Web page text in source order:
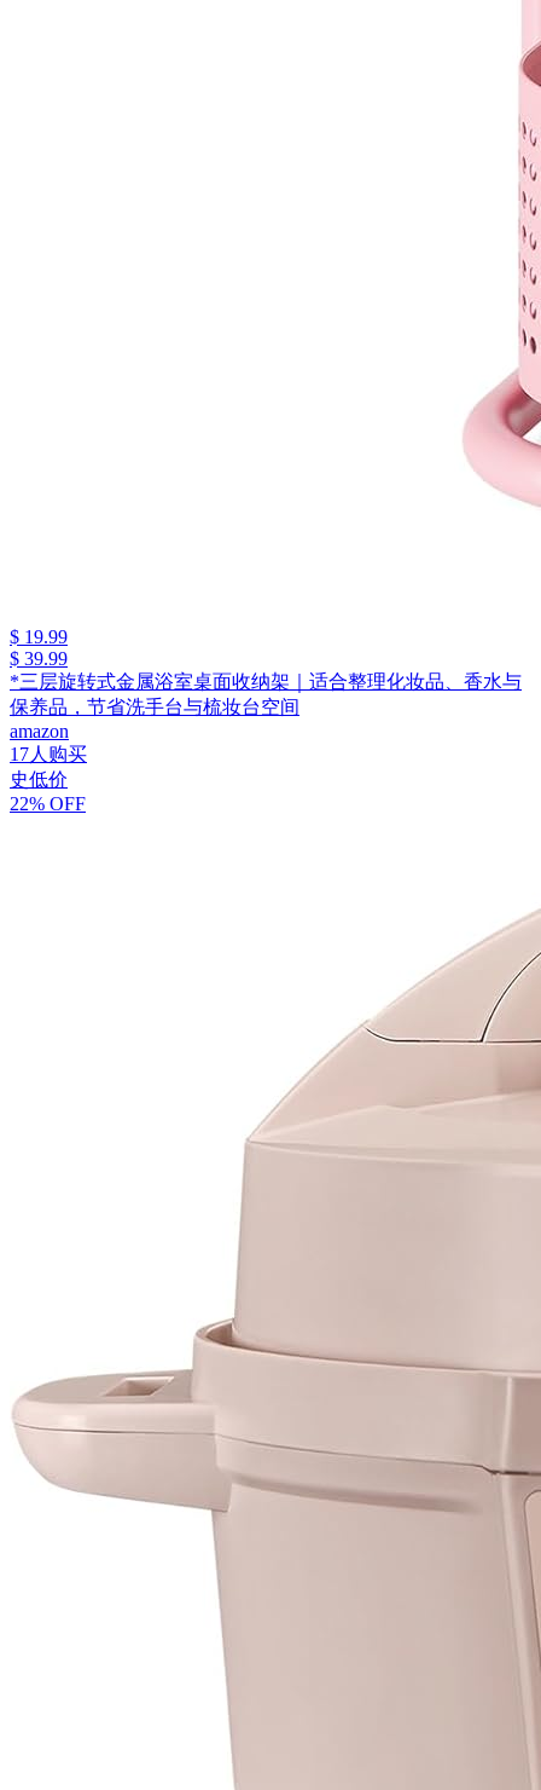
$ 19.99
$ 39.99
*三层旋转式金属浴室桌面收纳架｜适合整理化妆品、香水与
保养品，节省洗手台与梳妆台空间
amazon
17人购买
史低价
22% OFF